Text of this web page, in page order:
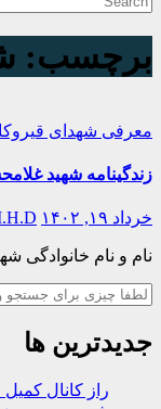
برچسب:
معرفی شهدای
زندگینامه شهید
خرداد ۱۹, ۱۴۰۲
نام و نام خانوادگی شهید : غلامحسين ملكي // محل تولد :
جستجو
جدیدترین ها
راز کانال